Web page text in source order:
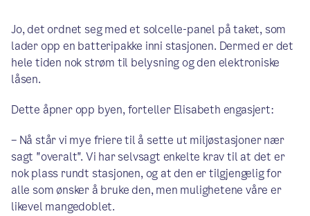
Jo, det ordnet seg med et solcelle-panel på taket, som
lader opp en batteripakke inni stasjonen. Dermed er det
hele tiden nok strøm til belysning og den elektroniske
låsen.
Dette åpner opp byen, forteller Elisabeth engasjert:
– Nå står vi mye friere til å sette ut miljøstasjoner nær
sagt "overalt". Vi har selvsagt enkelte krav til at det er
nok plass rundt stasjonen, og at den er tilgjengelig for
alle som ønsker å bruke den, men mulighetene våre er
likevel mangedoblet.